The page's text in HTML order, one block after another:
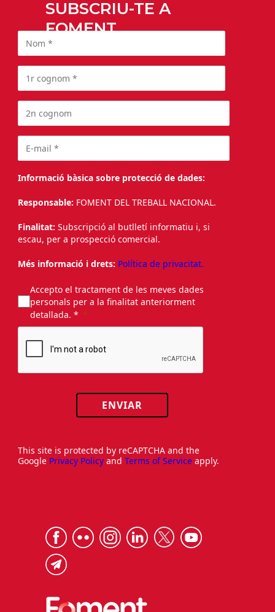
SUBSCRIU-TE A
FOMENT
Informació bàsica sobre protecció de dades:
Responsable: FOMENT DEL TREBALL NACIONAL.
Finalitat: Subscripció al butlletí informatiu i, si
escau, per a prospecció comercial.
Més informació i drets: Política de privacitat.
Accepto el tractament de les meves dades
personals per a la finalitat anteriorment
detallada. *
ENVIAR
This site is protected by reCAPTCHA and the
Google Privacy Policy and Terms of Service apply.